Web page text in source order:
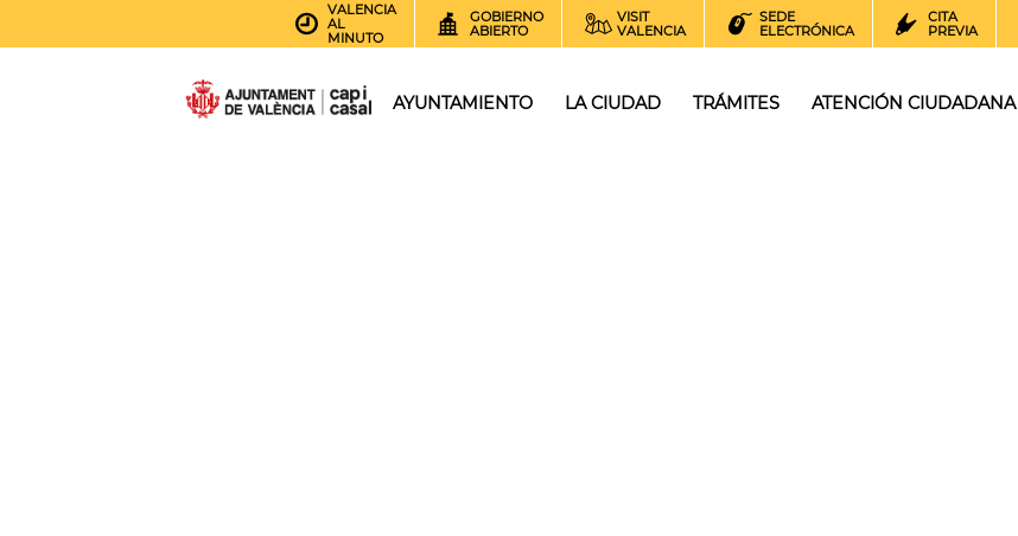
VALENCIA
AL
MINUTO
GOBIERNO
ABIERTO
VISIT
VALENCIA
SEDE
ELECTRÓNICA
CITA
PREVIA
AYUNTAMIENTO LA CIUDAD TRÁMITES ATENCIÓN CIUDADANA